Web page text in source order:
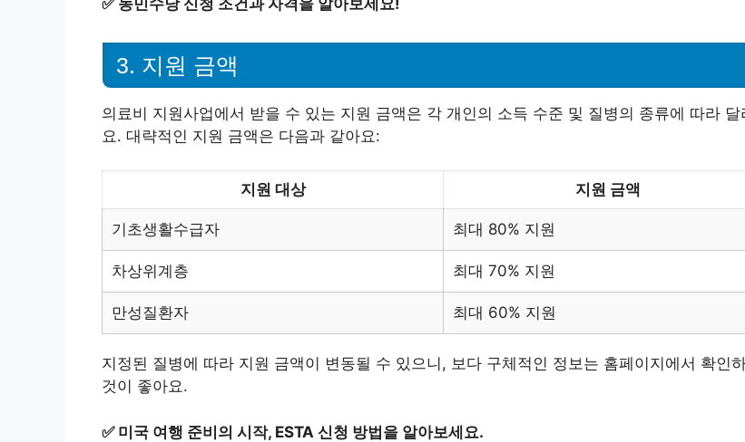
✅ 농민수당 신청 조건과 자격을 알아보세요!
3. 지원 금액
의료비 지원사업에서 받을 수 있는 지원 금액은 각 개인의 소득 수준 및 질병의 종류에 따라 달
요. 대략적인 지원 금액은 다음과 같아요:
지원 대상 지원 금액
기초생활수급자 최대 80% 지원
차상위계층 최대 70% 지원
만성질환자 최대 60% 지원
지정된 질병에 따라 지원 금액이 변동될 수 있으니, 보다 구체적인 정보는 홈페이지에서 확인
것이 좋아요.
✅ 미국 여행 준비의 시작, ESTA 신청 방법을 알아보세요.